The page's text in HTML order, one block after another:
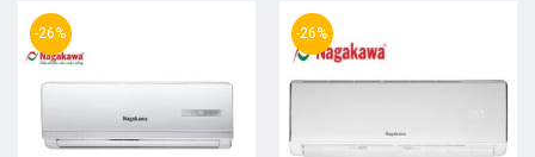
-26% -26%